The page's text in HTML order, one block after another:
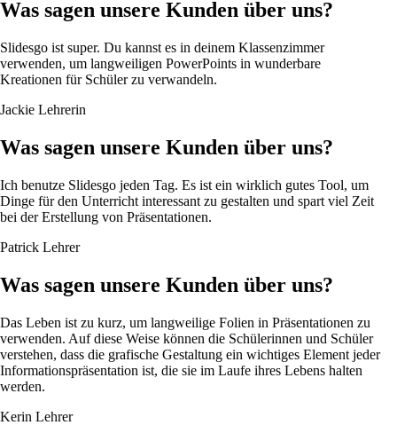
Was sagen unsere Kunden über uns?
Slidesgo ist super. Du kannst es in deinem Klassenzimmer
verwenden, um langweiligen PowerPoints in wunderbare
Kreationen für Schüler zu verwandeln.
Jackie Lehrerin
Was sagen unsere Kunden über uns?
Ich benutze Slidesgo jeden Tag. Es ist ein wirklich gutes Tool, um
Dinge für den Unterricht interessant zu gestalten und spart viel Zeit
bei der Erstellung von Präsentationen.
Patrick Lehrer
Was sagen unsere Kunden über uns?
Das Leben ist zu kurz, um langweilige Folien in Präsentationen zu
verwenden. Auf diese Weise können die Schülerinnen und Schüler
verstehen, dass die grafische Gestaltung ein wichtiges Element jeder
Informationspräsentation ist, die sie im Laufe ihres Lebens halten
werden.
Kerin Lehrer